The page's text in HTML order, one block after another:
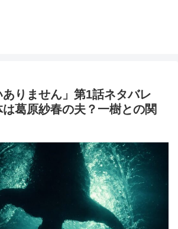
ありません」第1話ネタバレ
葛原紗春の夫？一樹との関